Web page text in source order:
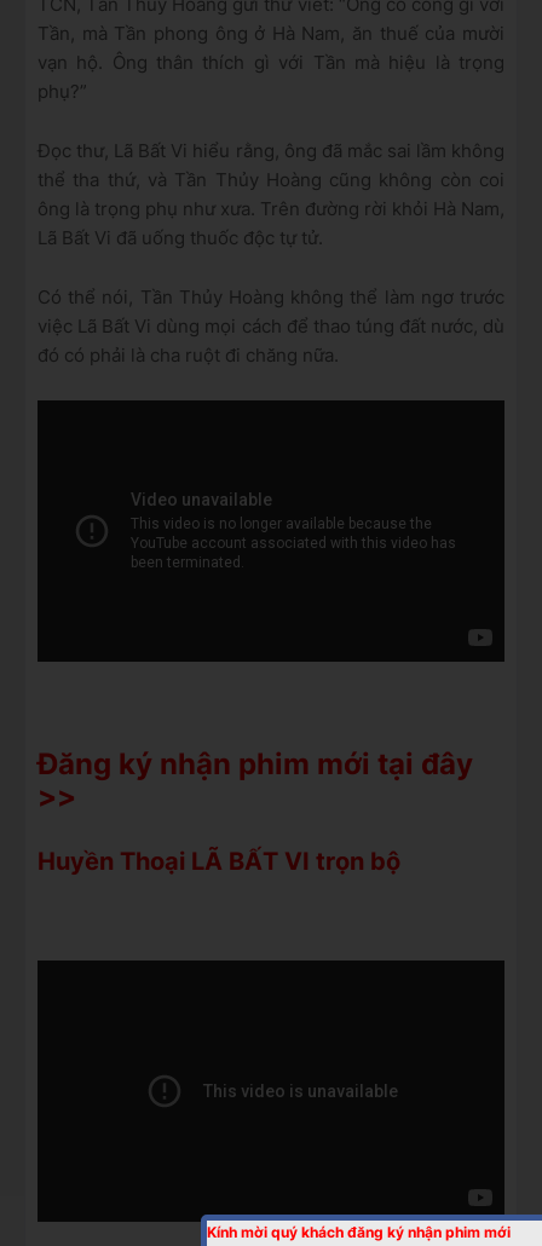
Kính mời quý khách đăng ký nhận phim mới
Tần, mà Tần phong ông ở Hà Nam, ăn thuế của mười
vạn hộ. Ông thân thích gì với Tần mà hiệu là trọng
phụ?”
Đọc thư, Lã Bất Vi hiểu rằng, ông đã mắc sai lầm không
thể tha thứ, và Tần Thủy Hoàng cũng không còn coi
ông là trọng phụ như xưa. Trên đường rời khỏi Hà Nam,
Lã Bất Vi đã uống thuốc độc tự tử.
Có thể nói, Tần Thủy Hoàng không thể làm ngơ trước
việc Lã Bất Vi dùng mọi cách để thao túng đất nước, dù
đó có phải là cha ruột đi chăng nữa.
Đăng ký nhận phim mới tại đây
>>
Huyền Thoại LÃ BẤT VI trọn bộ